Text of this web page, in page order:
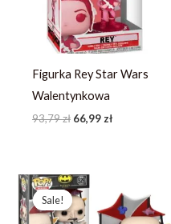
Figurka Rey Star Wars
Walentynkowa
93,79zł 66,99 zł
Sale!
Sale!
Pierwotna
cena
wynosiła:
244,13 zł.
cena
wynosi:
187,79 zł.